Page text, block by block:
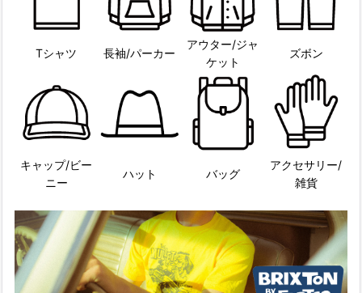
Tシャツ 長袖/パーカー
アウター/ジャ
ケット
ズボン
キャップ/ビー
ニー
ハット バッグ
アクセサリー/
雑貨